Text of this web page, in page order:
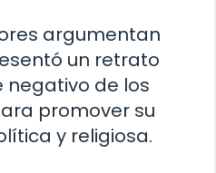
argumentan
un retrato
de los
promover su
y religiosa.